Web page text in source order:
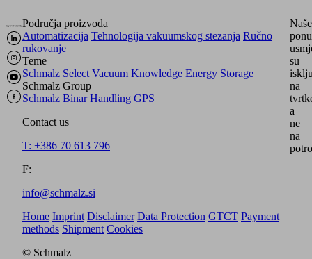
Područja proizvoda
Automatizacija Tehnologija vakuumskog stezanja Ručno
rukovanje
Teme
Schmalz Select Vacuum Knowledge Energy Storage
Schmalz Group
Schmalz Binar Handling GPS
Contact us
T: +386 70 613 796
F:
info@schmalz.si
Naše
su
na
a
ne
na
Home Imprint Disclaimer Data Protection GTCT Payment
methods Shipment Cookies
© Schmalz